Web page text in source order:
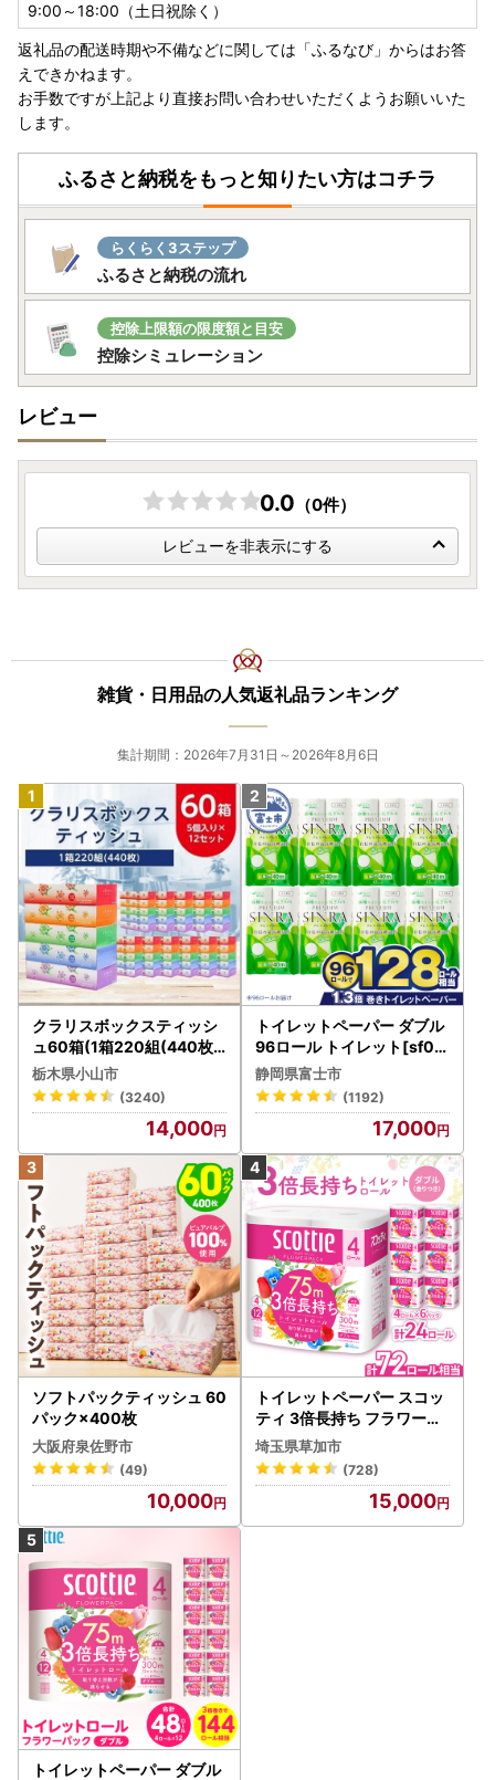
9:00～18:00（土日祝除く）
返礼品の配送時期や不備などに関しては「ふるなび」からはお答
えできかねます。
お手数ですが上記より直接お問い合わせいただくようお願いいた
します。
ふるさと納税をもっと知りたい方はコチラ
らくらく3ステップ
ふるさと納税の流れ
控除上限額の限度額と目安
控除シミュレーション
レビュー
0.0 （0件）
レビューを非表示にする
雑貨・日用品の人気返礼品ランキング
集計期間：2026年7月31日～2026年8月6日
クラリスボックスティッシ
ュ60箱(1箱220組(440枚))
(5個入り×12セット)【配送
不可地域：離島・沖縄県】
【1256759】
栃木県小山市
(3240)
14,000
トイレットペーパー ダブル
96ロール トイレット[sf00
1-012]
静岡県富士市
(1192)
17,000
ソフトパックティッシュ 60
パック×400枚
大阪府泉佐野市
(49)
10,000
トイレットペーパー スコッ
ティ 3倍長持ち フラワーパ
ック 4ロール×6P
埼玉県草加市
(728)
15,000
トイレットペーパー ダブル